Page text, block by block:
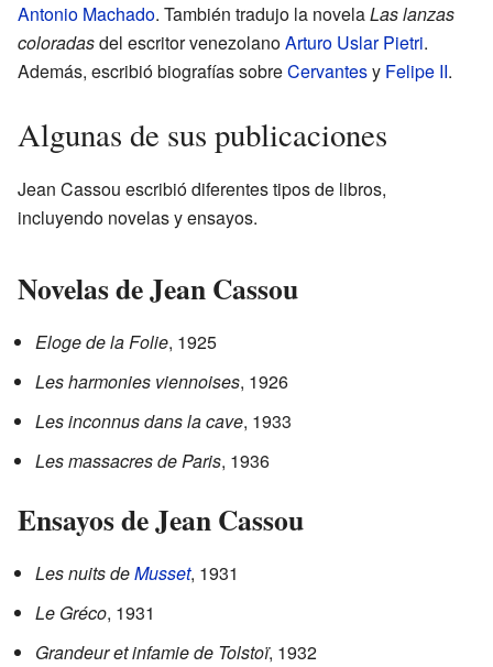
Antonio Machado. También tradujo la novelaLas lanzas
coloradasdel escritor venezolanoArturo Uslar Pietri.
Además, escribió biografías sobreCervantesy Felipe II.
Algunas de sus publicaciones
Jean Cassou escribió diferentes tipos de libros,
incluyendo novelas y ensayos.
Novelas de Jean Cassou
Eloge de la Folie, 1925
Les harmonies viennoises, 1926
Les inconnus dans la cave, 1933
Les massacres de Paris, 1936
Ensayos de Jean Cassou
Les nuits deMusset, 1931
Le Gréco, 1931
Grandeur et infamie de Tolstoï, 1932